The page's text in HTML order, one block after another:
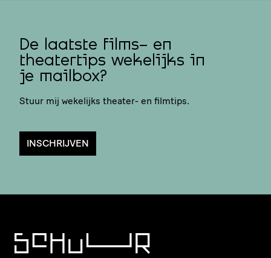
De laatste films- en
theatertips wekelijks in
je mailbox?
Stuur mij wekelijks theater- en filmtips.
INSCHRIJVEN